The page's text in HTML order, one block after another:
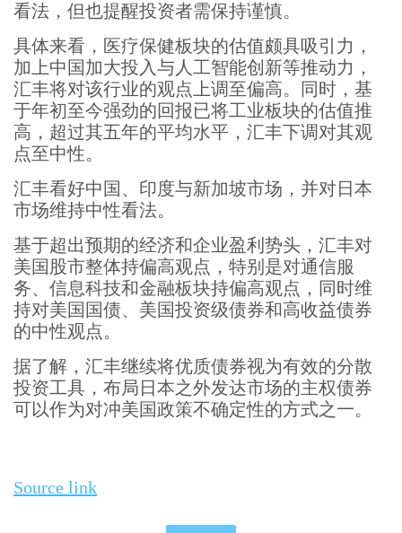
看法，但也提醒投资者需保持谨慎。
具体来看，医疗保健板块的估值颇具吸引力，
加上中国加大投入与人工智能创新等推动力，
汇丰将对该行业的观点上调至偏高。同时，基
于年初至今强劲的回报已将工业板块的估值推
高，超过其五年的平均水平，汇丰下调对其观
点至中性。
汇丰看好中国、印度与新加坡市场，并对日本
市场维持中性看法。
基于超出预期的经济和企业盈利势头，汇丰对
美国股市整体持偏高观点，特别是对通信服
务、信息科技和金融板块持偏高观点，同时维
持对美国国债、美国投资级债券和高收益债券
的中性观点。
据了解，汇丰继续将优质债券视为有效的分散
投资工具，布局日本之外发达市场的主权债券
可以作为对冲美国政策不确定性的方式之一。
Source link